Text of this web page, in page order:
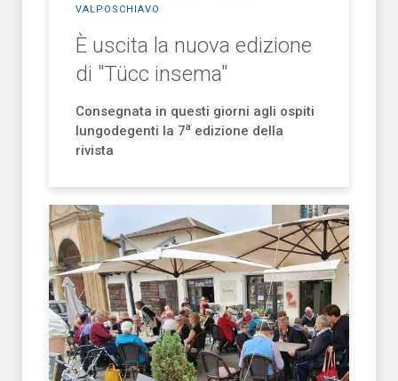
VALPOSCHIAVO
È uscita la nuova edizione
di "Tücc insema"
Consegnata in questi giorni agli ospiti
lungodegenti la 7a edizione della
rivista